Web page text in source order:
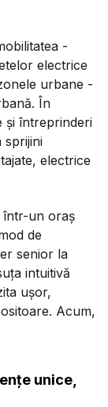
-
electrice
urbane -
În
și întreprinderi
sprijini
electrice
într-un oraș
de
senior la
intuitivă
ușor,
Acum,
unice,